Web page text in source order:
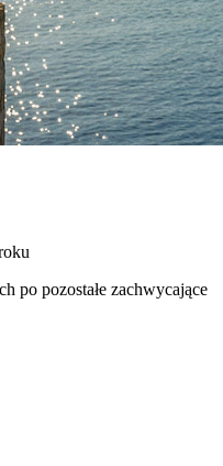
po pozostałe zachwycające